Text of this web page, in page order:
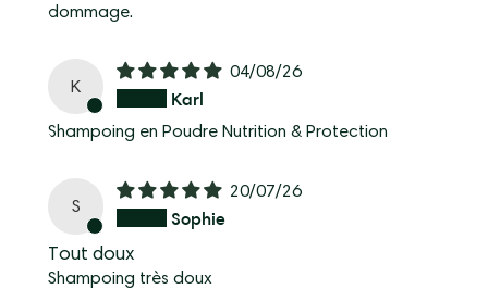
dommage.
K
04/08/26
Karl
Shampoing en Poudre Nutrition & Protection
S
20/07/26
Sophie
Tout doux
Shampoing très doux